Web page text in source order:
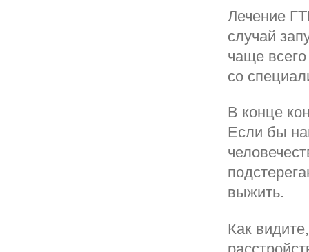
Лечение
случай
чаще
со
В конце
Если бы
выжить.
Как